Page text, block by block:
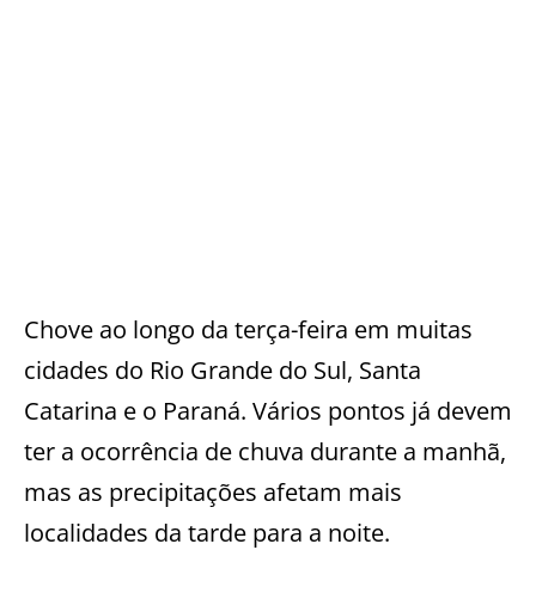
Chove ao longo da terça-feira em muitas
cidades do Rio Grande do Sul, Santa
Catarina e o Paraná. Vários pontos já devem
ter a ocorrência de chuva durante a manhã,
mas as precipitações afetam mais
localidades da tarde para a noite.